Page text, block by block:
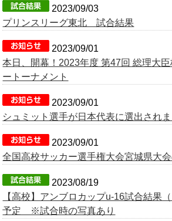
2023/09/03
プリンスリーグ東北 試合結果
2023/09/01
本日、開幕！2023年度 第47回 総理大
ートーナメント
2023/09/01
シュミット選手が日本代表に選出されま
2023/09/01
全国高校サッカー選手権大会宮城県大
2023/08/19
【高校】アンブロカップu-16試合結果
予定 ※試合時の写真あり